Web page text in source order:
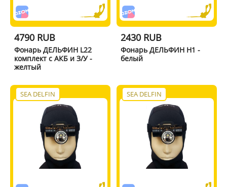
4790 RUB
Фонарь ДЕЛЬФИН L22
комплект с АКБ и З/У -
желтый
2430 RUB
Фонарь ДЕЛЬФИН H1 -
белый
SEA DELFIN SEA DELFIN